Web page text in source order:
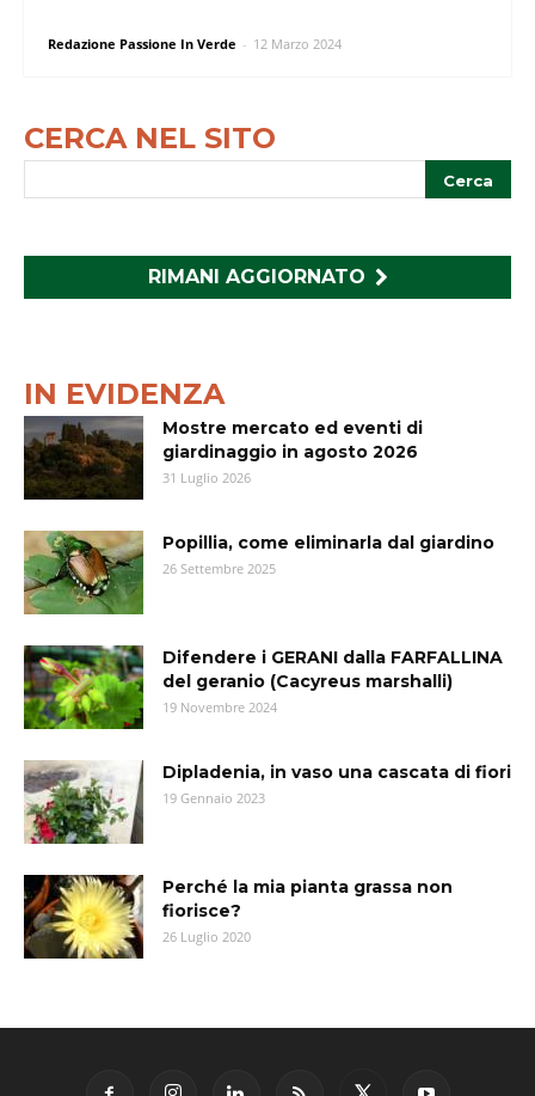
Redazione Passione In Verde - 12 Marzo 2024
CERCA NEL SITO
RIMANI AGGIORNATO
IN EVIDENZA
Mostre mercato ed eventi di
giardinaggio in agosto 2026
31 Luglio 2026
Popillia, come eliminarla dal giardino
26 Settembre 2025
Difendere i GERANI dalla FARFALLINA
del geranio (Cacyreus marshalli)
19 Novembre 2024
Dipladenia, in vaso una cascata di fiori
19 Gennaio 2023
Perché la mia pianta grassa non
fiorisce?
26 Luglio 2020